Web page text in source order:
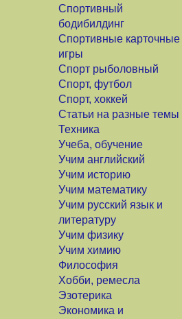
Спортивный
бодибилдинг
Спортивные карточные
игры
Спорт рыболовный
Спорт, футбол
Спорт, хоккей
Статьи на разные темы
Техника
Учеба, обучение
Учим английский
Учим историю
Учим математику
Учим русский язык и
литературу
Учим физику
Учим химию
Философия
Хобби, ремесла
Эзотерика
Экономика и